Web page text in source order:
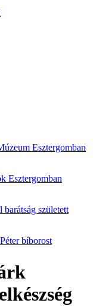
Esztergomban
Esztergomban
született
bíborost